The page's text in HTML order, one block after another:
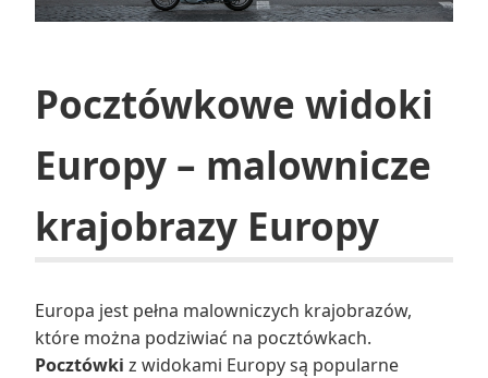
Pocztówkowe widoki
Europy – malownicze
krajobrazy Europy
Europa jest pełna malowniczych krajobrazów,
które można podziwiać na pocztówkach.
Pocztówki z widokami Europy są popularne